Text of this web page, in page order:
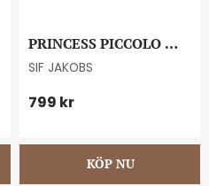
PRINCESS PICCOLO
EARRINGS
SIF JAKOBS
799 kr